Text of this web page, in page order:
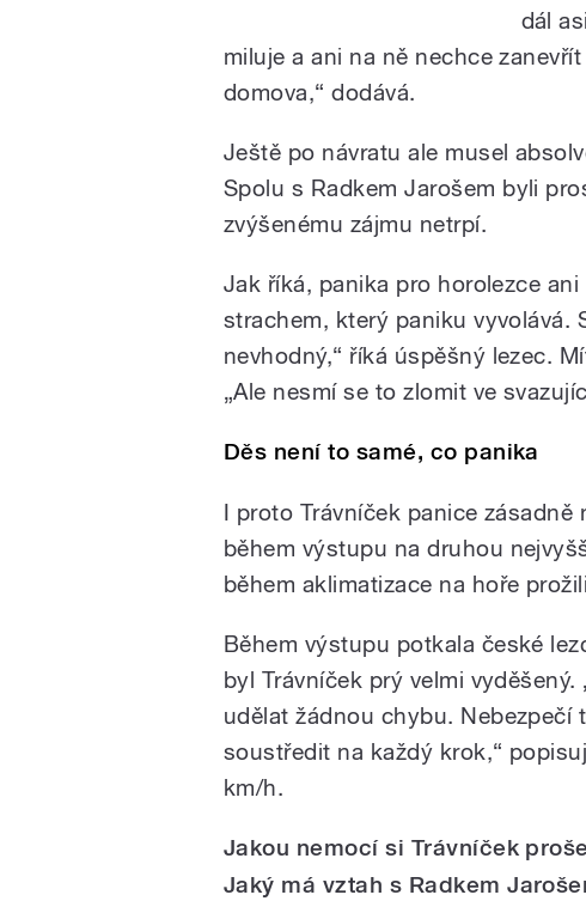
dál
miluje a ani na ně nechce
domova,“ dodává.
Ještě po návratu ale musel
Spolu s Radkem Jarošem byli
zvýšenému zájmu netrpí.
Jak říká, panika pro horolezce
strachem, který paniku vyvolává.
nevhodný,“ říká úspěšný lezec.
„Ale nesmí se to zlomit ve
Děs není to samé, co panika
I proto Trávníček panice
během výstupu na druhou
během aklimatizace na hoře
Během výstupu potkala české
byl Trávníček prý velmi
udělat žádnou chybu. Nebezpečí
soustředit na každý krok,“
km/h.
Jakou nemocí si Trávníček
Jaký má vztah s Radkem